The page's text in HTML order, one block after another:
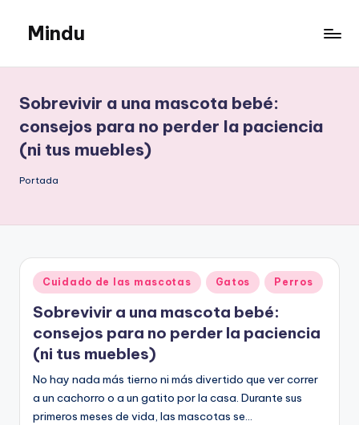
Saltar
contenido
Mindu
Sobrevivir a una mascota bebé:
consejos para no perder la paciencia
(ni tus muebles)
Portada
Publicado
en
Cuidado de las mascotas Gatos Perros
Sobrevivir a una mascota bebé:
consejos para no perder la paciencia
(ni tus muebles)
No hay nada más tierno ni más divertido que ver correr
a un cachorro o a un gatito por la casa. Durante sus
primeros meses de vida, las mascotas se…